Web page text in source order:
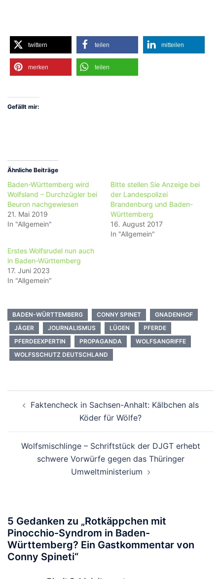
twittern teilen mitteilen
merken teilen
Gefällt mir:
Ähnliche Beiträge
Baden-Württemberg wird
Wolfsland – Durchzügler bei
Beuron nachgewiesen
21. Mai 2019
In "Allgemein"
Bitte stellen Sie Anzeige bei
der Landespolizei
Brandenburg und Baden-
Württemberg
16. August 2017
In "Allgemein"
Erstes Wolfsrudel nun auch
in Baden-Württemberg
17. Juni 2023
In "Allgemein"
BADEN-WÜRTTEMBERG CONNY SPINET
GNADENHOF
JÄGER
JOURNALISMUS LÜGEN
PFERDE
PFERDEEXPERTIN
PROPAGANDA
WOLFSANGRIFFE
WOLFSSCHUTZ DEUTSCHLAND
Faktencheck in Sachsen-Anhalt: Kälbchen als
Köder für Wölfe?
Wolfsmischlinge – Schriftstück der DJGT erhebt
schwere Vorwürfe gegen das Thüringer
Umweltministerium
5 Gedanken zu „Rotkäppchen mit
Pinocchio-Syndrom in Baden-
Württemberg? Ein Gastkommentar von
Conny Spineti“